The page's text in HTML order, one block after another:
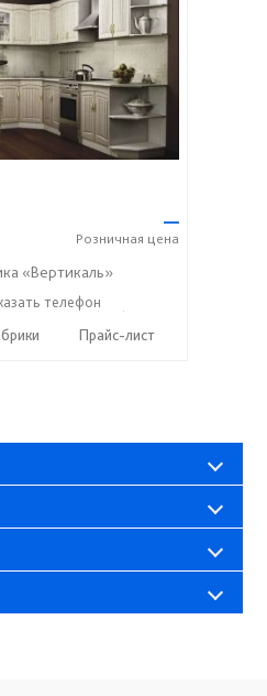
—
Розничная цена
«Вертикаль»
88 ☎+7 (927) 38-003-77
телефон
Прайс-лист